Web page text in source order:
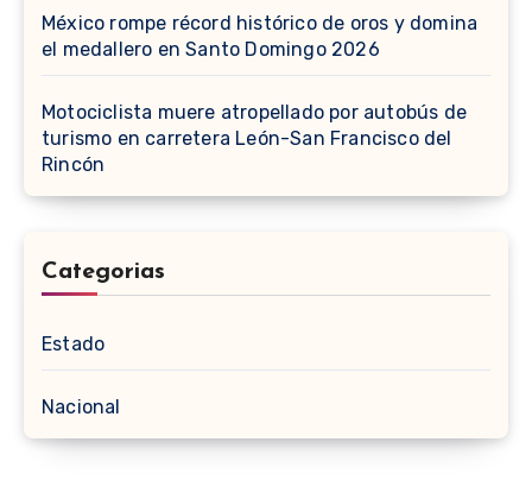
México rompe récord histórico de oros y domina
el medallero en Santo Domingo 2026
Motociclista muere atropellado por autobús de
turismo en carretera León-San Francisco del
Rincón
Categorias
Estado
Nacional